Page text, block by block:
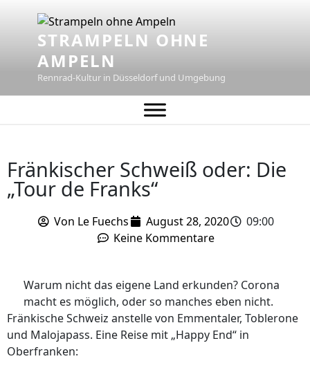
STRAMPELN OHNE
AMPELN
Rennrad-Kultur in Düsseldorf und Umgebung
Fränkischer Schweiß oder: Die
„Tour de Franks“
Von Le Fuechs August 28, 2020
09:00
Keine Kommentare
Warum nicht das eigene Land erkunden? Corona
macht es möglich, oder so manches eben nicht.
Fränkische Schweiz anstelle von Emmentaler, Toblerone
und Malojapass. Eine Reise mit „Happy End“ in
Oberfranken: